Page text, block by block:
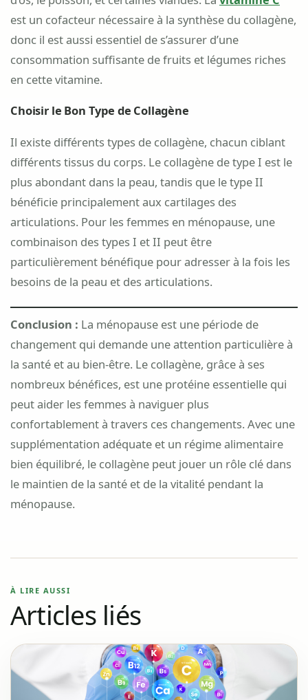
est un cofacteur nécessaire à la synthèse du collagène,
donc il est aussi essentiel de s’assurer d’une
consommation suffisante de fruits et légumes riches
en cette vitamine.
Choisir le Bon Type de Collagène
Il existe différents types de collagène, chacun ciblant
différents tissus du corps. Le collagène de type I est le
plus abondant dans la peau, tandis que le type II
bénéficie principalement aux cartilages des
articulations. Pour les femmes en ménopause, une
combinaison des types I et II peut être
particulièrement bénéfique pour adresser à la fois les
besoins de la peau et des articulations.
Conclusion : La ménopause est une période de
changement qui demande une attention particulière à
la santé et au bien-être. Le collagène, grâce à ses
nombreux bénéfices, est une protéine essentielle qui
peut aider les femmes à naviguer plus
confortablement à travers ces changements. Avec une
supplémentation adéquate et un régime alimentaire
bien équilibré, le collagène peut jouer un rôle clé dans
le maintien de la santé et de la vitalité pendant la
ménopause.
À LIRE AUSSI
Articles liés